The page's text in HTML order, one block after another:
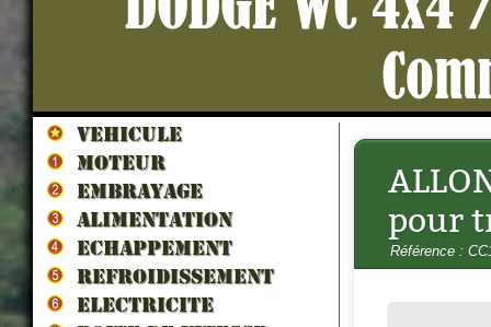
VEHICULE
MOTEUR
EMBRAYAGE
ALIMENTATION
ECHAPPEMENT
REFROIDISSEMENT
ELECTRICITE
pour
Référence :
LES VEHICULES ALLIES DE
LIBERATION par francois
ZND300022
Prix : 16.67€ HT